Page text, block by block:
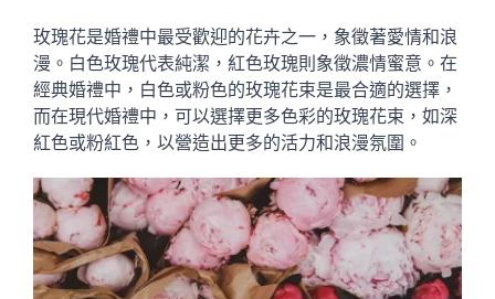
玫瑰花是婚禮中最受歡迎的花卉之一，象徵著愛情和浪
漫。白色玫瑰代表純潔，紅色玫瑰則象徵濃情蜜意。在
經典婚禮中，白色或粉色的玫瑰花束是最合適的選擇，
而在現代婚禮中，可以選擇更多色彩的玫瑰花束，如深
紅色或粉紅色，以營造出更多的活力和浪漫氛圍。